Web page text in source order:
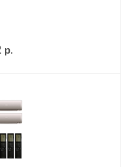
р.